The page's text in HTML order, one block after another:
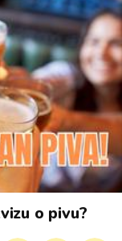
o pivu?